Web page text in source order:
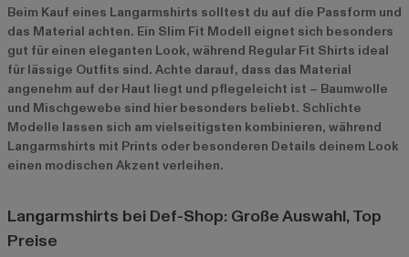
Beim Kauf eines Langarmshirts solltest du auf die Passform und
das Material achten. Ein Slim Fit Modell eignet sich besonders
gut für einen eleganten Look, während Regular Fit Shirts ideal
für lässige Outfits sind. Achte darauf, dass das Material
angenehm auf der Haut liegt und pflegeleicht ist – Baumwolle
und Mischgewebe sind hier besonders beliebt. Schlichte
Modelle lassen sich am vielseitigsten kombinieren, während
Langarmshirts mit Prints oder besonderen Details deinem Look
einen modischen Akzent verleihen.
Langarmshirts bei Def-Shop: Große Auswahl, Top
Preise